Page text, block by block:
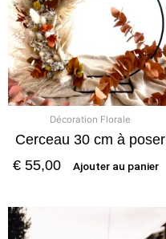
Décoration Florale
Cerceau 30 cm à poser
€ 55,00 Ajouter au panier